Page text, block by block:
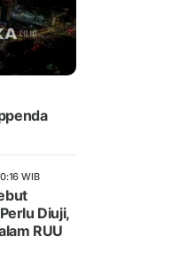
WIB
Diuji,
RUU